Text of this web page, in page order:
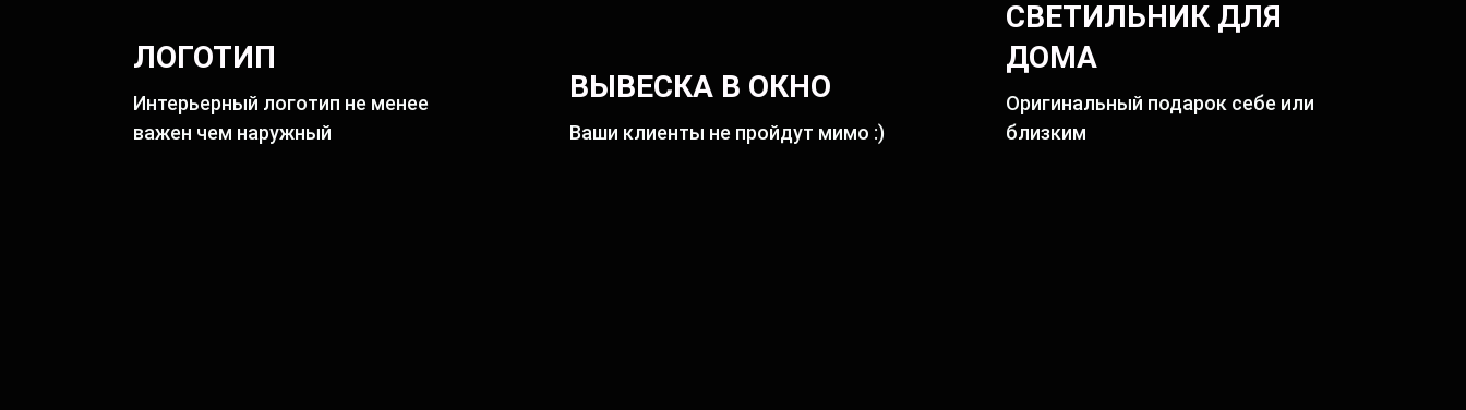
ЛОГОТИП
Интерьерный логотип не менее
важен чем наружный
ВЫВЕСКА В ОКНО
Ваши клиенты не пройдут мимо :)
СВЕТИЛЬНИК ДЛЯ
ДОМА
Оригинальный подарок себе или
близким